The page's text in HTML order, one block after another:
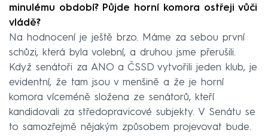
minulému období? Půjde horní komora ostřeji vůči
vládě?
Na hodnocení je ještě brzo. Máme za sebou první
schůzi, která byla volební, a druhou jsme přerušili.
Když senátoři za ANO a ČSSD vytvořili jeden klub, je
evidentní, že tam jsou v menšině a že je horní
komora víceméně složena ze senátorů, kteří
kandidovali za středopravicové subjekty. V Senátu se
to samozřejmě nějakým způsobem projevovat bude.